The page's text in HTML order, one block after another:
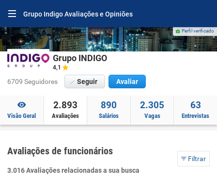
Grupo Indigo Avaliações e Opiniões
Perfil verificado
Grupo INDIGO
4,1
6709 Seguidores Seguir Avaliar
Visão Geral
2.893
Avaliações
890
Salários
2.305
Vagas
63
Entrevistas
Avaliações de funcionários
Filtrar
3.016 Avaliações relacionadas a sua busca